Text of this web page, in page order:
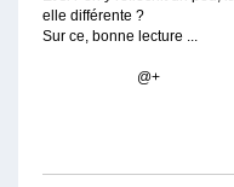
elle différente ?
Sur ce, bonne lecture ...
@+